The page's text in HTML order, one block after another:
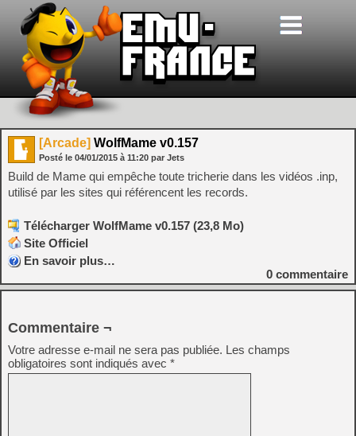
[Arcade] WolfMame v0.157
Posté le 04/01/2015 à 11:20 par Jets
Build de Mame qui empêche toute tricherie dans les vidéos .inp,
utilisé par les sites qui référencent les records.
Télécharger WolfMame v0.157 (23,8 Mo)
Site Officiel
En savoir plus…
0 commentaire
Commentaire ¬
Votre adresse e-mail ne sera pas publiée. Les champs
obligatoires sont indiqués avec *